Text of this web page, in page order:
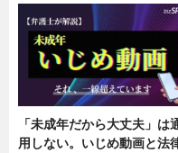
「未成年だから大丈夫」は
用しない。いじめ動画と法